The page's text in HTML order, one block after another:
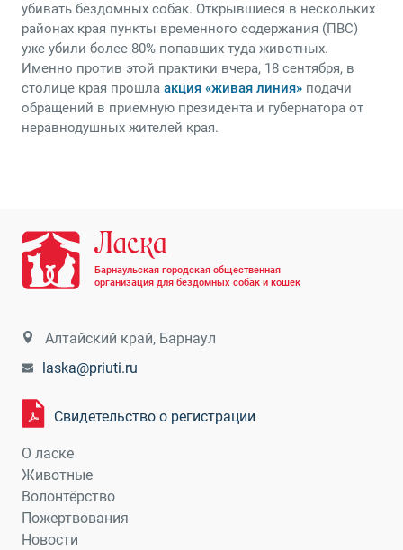
убивать бездомных собак. Открывшиеся в нескольких
районах края пункты временного содержания (ПВС)
уже убили более 80% попавших туда животных.
Именно против этой практики вчера, 18 сентября, в
столице края прошла акция «живая линия» подачи
обращений в приемную президента и губернатора от
неравнодушных жителей края.
Барнаульская городская общественная
организация для бездомных собак и кошек
Алтайский край, Барнаул
laska@priuti.ru
Свидетельство о регистрации
О ласке
Животные
Волонтёрство
Пожертвования
Новости